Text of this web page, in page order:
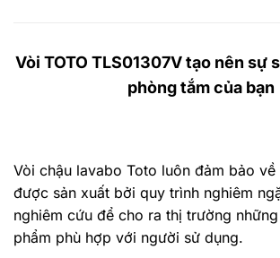
Vòi TOTO TLS01307V tạo nên sự
phòng tắm của bạn
Vòi chậu lavabo Toto luôn đảm bảo
được sản xuất bởi quy trình nghiêm
nghiêm cứu để cho ra thị trường
phẩm phù hợp với người sử dụng.